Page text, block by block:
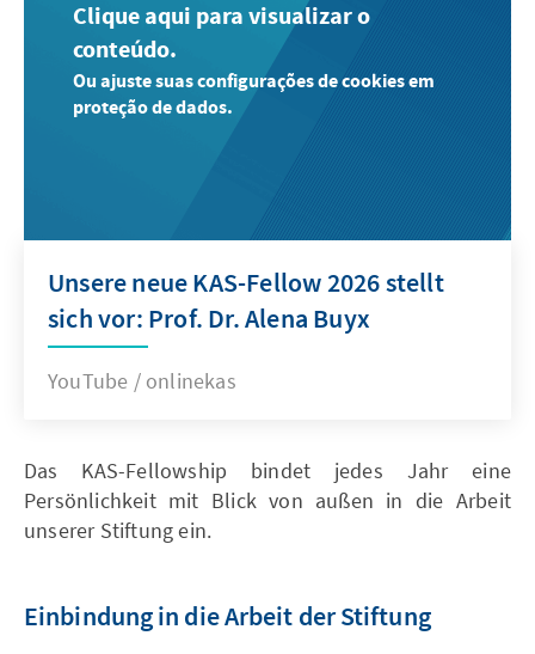
Clique aqui para visualizar o
conteúdo.
Ou ajuste suas configurações de cookies em
proteção de dados.
Unsere neue KAS-Fellow 2026 stellt
sich vor: Prof. Dr. Alena Buyx
YouTube / onlinekas
Das KAS-Fellowship bindet jedes Jahr eine
Persönlichkeit mit Blick von außen in die Arbeit
unserer Stiftung ein.
Einbindung in die Arbeit der Stiftung